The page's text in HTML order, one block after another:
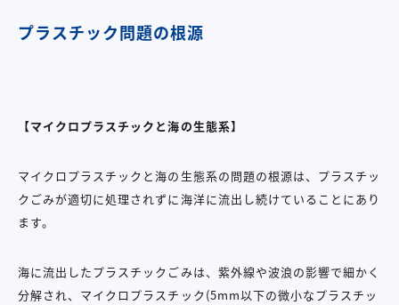
プラスチック問題の根源
【マイクロプラスチックと海の生態系】
マイクロプラスチックと海の生態系の問題の根源は、プラスチッ
クごみが適切に処理されずに海洋に流出し続けていることにあり
ます。
海に流出したプラスチックごみは、紫外線や波浪の影響で細かく
分解され、マイクロプラスチック(5mm以下の微小なプラスチッ